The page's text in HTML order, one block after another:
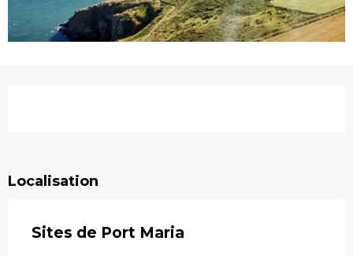
Localisation
Sites de Port Maria